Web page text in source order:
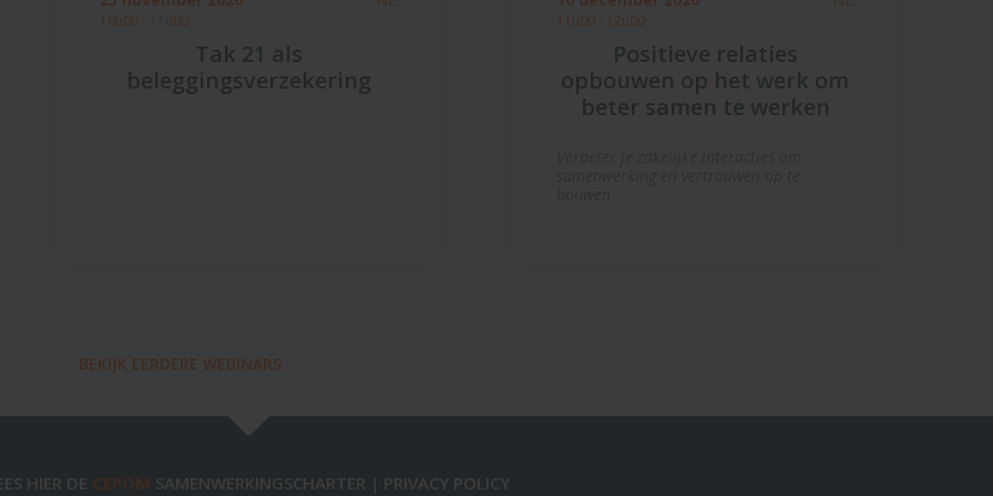
10u00 - 11u00
Tak 21 als
beleggingsverzekering
11u00 - 12u00
Positieve relaties
opbouwen op het werk om
beter samen te werken
BEKIJK EERDERE WEBINARS
HIER DE CEPOM SAMENWERKINGSCHARTER | PRIVACY POLICY